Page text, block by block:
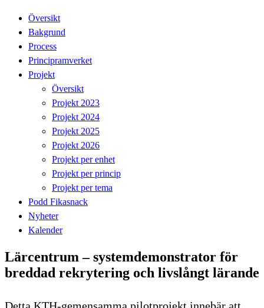
Översikt
Bakgrund
Process
Principramverket
Projekt
Översikt
Projekt 2023
Projekt 2024
Projekt 2025
Projekt 2026
Projekt per enhet
Projekt per princip
Projekt per tema
Podd Fikasnack
Nyheter
Kalender
Lärcentrum – systemdemonstrator för
breddad rekrytering och livslångt lärande